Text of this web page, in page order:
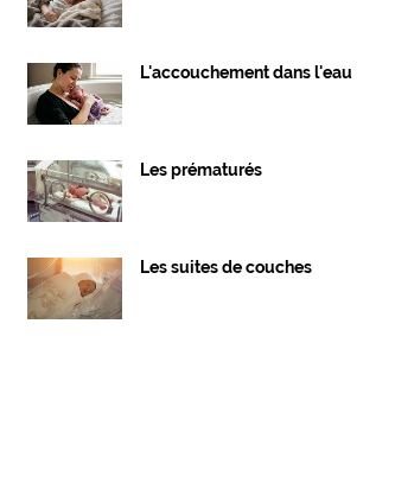
L'accouchement dans l'eau
Les prématurés
Les suites de couches